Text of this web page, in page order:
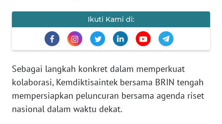
Ikuti Kami di:
Sebagai langkah konkret dalam memperkuat
kolaborasi, Kemdiktisaintek bersama BRIN tengah
mempersiapkan peluncuran bersama agenda riset
nasional dalam waktu dekat.
OPINI
EDITORIAL
Informasi
INDEKS
BERITA